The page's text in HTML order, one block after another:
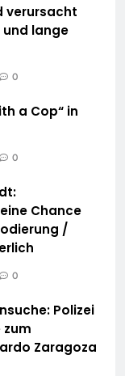
verursacht
und lange
0
a Cop“ in
0
Chance
/
0
Polizei
Zaragoza